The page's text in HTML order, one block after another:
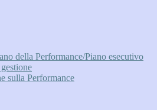
della Performance/Piano esecutivo
sulla Performance